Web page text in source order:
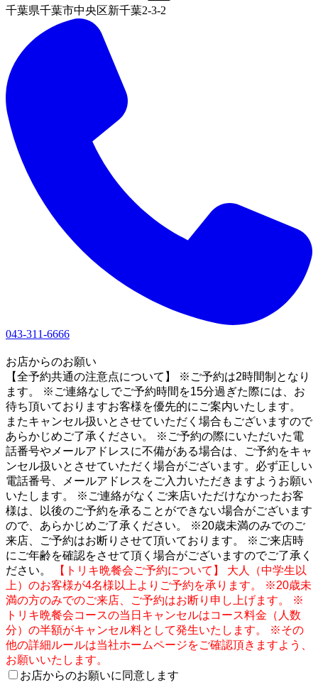
千葉県千葉市中央区新千葉2-3-2
043-311-6666
お店からのお願い
【全予約共通の注意点について】 ※ご予約は2時間制となり
ます。 ※ご連絡なしでご予約時間を15分過ぎた際には、お
待ち頂いておりますお客様を優先的にご案内いたします。
またキャンセル扱いとさせていただく場合もございますので
あらかじめご了承ください。 ※ご予約の際にいただいた電
話番号やメールアドレスに不備がある場合は、ご予約をキャ
ンセル扱いとさせていただく場合がございます。必ず正しい
電話番号、メールアドレスをご入力いただきますようお願い
いたします。 ※ご連絡がなくご来店いただけなかったお客
様は、以後のご予約を承ることができない場合がございます
ので、あらかじめご了承ください。 ※20歳未満のみでのご
来店、ご予約はお断りさせて頂いております。 ※ご来店時
にご年齢を確認をさせて頂く場合がございますのでご了承く
ださい。
【トリキ晩餐会ご予約について】 大人（中学生以
上）のお客様が4名様以上よりご予約を承ります。 ※20歳未
満の方のみでのご来店、ご予約はお断り申し上げます。 ※
トリキ晩餐会コースの当日キャンセルはコース料金（人数
分）の半額がキャンセル料として発生いたします。 ※その
他の詳細ルールは当社ホームページをご確認頂きますよう、
お願いいたします。
お店からのお願いに同意します